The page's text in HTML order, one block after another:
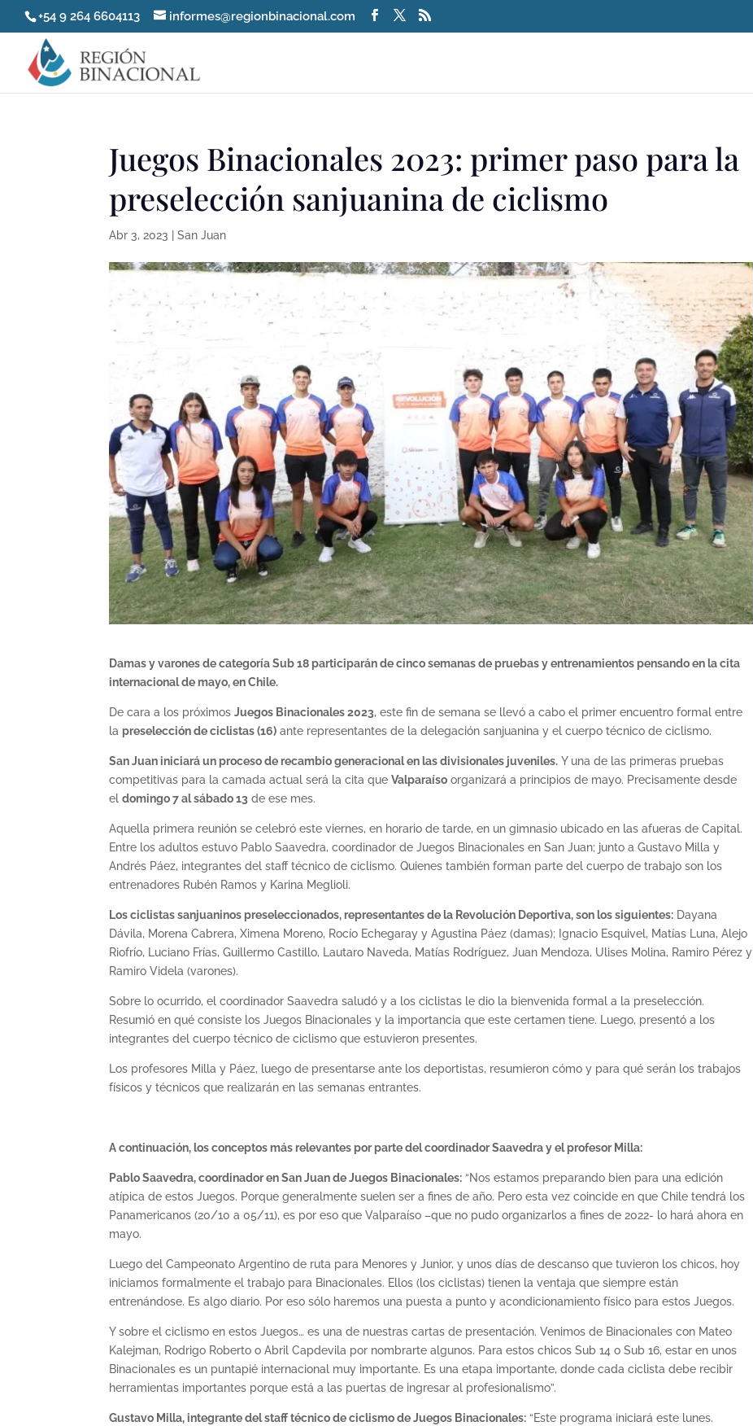
+54 9 264 6604113 informes@regionbinacional.com
Juegos Binacionales 2023: primer paso para la
preselección sanjuanina de ciclismo
Abr 3, 2023 |San Juan
Damas y varones de categoría Sub 18 participarán de cinco semanas de pruebas y entrenamientos pensando en la cita
internacional de mayo, en Chile.
De cara a los próximosJuegos Binacionales 2023, este fin de semana se llevó a cabo el primer encuentro formal entre
la preselección de ciclistas (16) ante representantes de la delegación sanjuanina y el cuerpo técnico de ciclismo.
San Juan iniciará un proceso de recambio generacional en las divisionales juveniles. Y una de las primeras pruebas
competitivas para la camada actual será la cita queValparaíso organizará a principios de mayo. Precisamente desde
eldomingo 7 al sábado 13 de ese mes.
Aquella primera reunión se celebró este viernes, en horario de tarde, en un gimnasio ubicado en las afueras de Capital.
Entre los adultos estuvo Pablo Saavedra, coordinador de Juegos Binacionales en San Juan; junto a Gustavo Milla y
Andrés Páez, integrantes del staff técnico de ciclismo. Quienes también forman parte del cuerpo de trabajo son los
entrenadores Rubén Ramos y Karina Meglioli.
Los ciclistas sanjuaninos preseleccionados, representantes de la Revolución Deportiva, son los siguientes: Dayana
Dávila, Morena Cabrera, Ximena Moreno, Rocío Echegaray y Agustina Páez (damas); Ignacio Esquivel, Matías Luna, Alejo
Riofrío, Luciano Frías, Guillermo Castillo, Lautaro Naveda, Matías Rodríguez, Juan Mendoza, Ulises Molina, Ramiro Pérez y
Ramiro Videla (varones).
Sobre lo ocurrido, el coordinador Saavedra saludó y a los ciclistas le dio la bienvenida formal a la preselección.
Resumió en qué consiste los Juegos Binacionales y la importancia que este certamen tiene. Luego, presentó a los
integrantes del cuerpo técnico de ciclismo que estuvieron presentes.
Los profesores Milla y Páez, luego de presentarse ante los deportistas, resumieron cómo y para qué serán los trabajos
físicos y técnicos que realizarán en las semanas entrantes.
A continuación, los conceptos más relevantes por parte del coordinador Saavedra y el profesor Milla:
Pablo Saavedra, coordinador en San Juan de Juegos Binacionales: “Nos estamos preparando bien para una edición
atípica de estos Juegos. Porque generalmente suelen ser a fines de año. Pero esta vez coincide en que Chile tendrá los
Panamericanos (20/10 a 05/11), es por eso que Valparaíso –que no pudo organizarlos a fines de 2022- lo hará ahora en
mayo.
Luego del Campeonato Argentino de ruta para Menores y Junior, y unos días de descanso que tuvieron los chicos, hoy
iniciamos formalmente el trabajo para Binacionales. Ellos (los ciclistas) tienen la ventaja que siempre están
entrenándose. Es algo diario. Por eso sólo haremos una puesta a punto y acondicionamiento físico para estos Juegos.
Y sobre el ciclismo en estos Juegos… es una de nuestras cartas de presentación. Venimos de Binacionales con Mateo
Kalejman, Rodrigo Roberto o Abril Capdevila por nombrarte algunos. Para estos chicos Sub 14 o Sub 16, estar en unos
Binacionales es un puntapié internacional muy importante. Es una etapa importante, donde cada ciclista debe recibir
herramientas importantes porque está a las puertas de ingresar al profesionalismo”.
Gustavo Milla, integrante del staff técnico de ciclismo de Juegos Binacionales: “Este programa iniciará este lunes.